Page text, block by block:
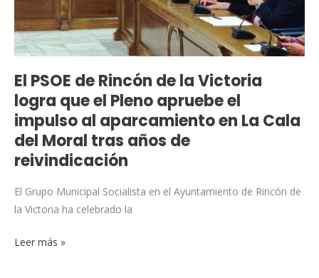
El PSOE de Rincón de la Victoria
logra que el Pleno apruebe el
impulso al aparcamiento en La Cala
del Moral tras años de
reivindicación
El Grupo Municipal Socialista en el Ayuntamiento de Rincón de
la Victoria ha celebrado la
logra
que
el
Pleno
apruebe
el
impulso
al
aparcamiento
La
Cala
Leer más »